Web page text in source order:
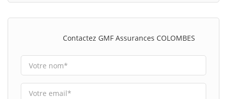
Contactez GMF Assurances COLOMBES